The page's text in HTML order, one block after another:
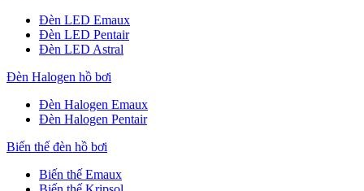
Đèn LED Emaux
Đèn LED Pentair
Đèn LED Astral
Đèn Halogen hồ bơi
Đèn Halogen Emaux
Đèn Halogen Pentair
Biến thế đèn hồ bơi
Biến thế Emaux